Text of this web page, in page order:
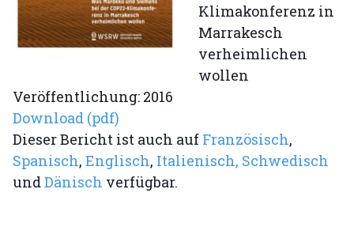
Klimakonferenz in
Marrakesch
verheimlichen
wollen
Veröffentlichung: 2016
Download (pdf)
Dieser Bericht ist auch auf Französisch,
Spanisch, Englisch, Italienisch, Schwedisch
undDänisch verfügbar.